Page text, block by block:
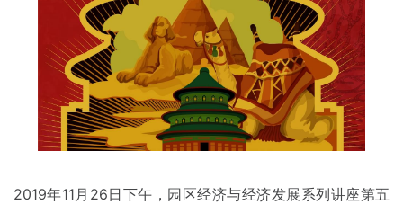
2019年11月26日下午，园区经济与经济发展系列讲座第五